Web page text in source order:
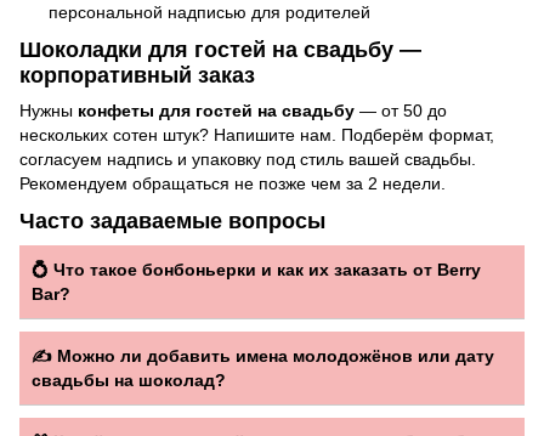
персональной надписью для родителей
Шоколадки для гостей на свадьбу —
корпоративный заказ
Нужны конфеты для гостей на свадьбу — от 50 до
нескольких сотен штук? Напишите нам. Подберём формат,
согласуем надпись и упаковку под стиль вашей свадьбы.
Рекомендуем обращаться не позже чем за 2 недели.
Часто задаваемые вопросы
💍 Что такое бонбоньерки и как их заказать от Berry
Bar?
Бонбоньерки — небольшой сладкий подарок от
молодожёнов каждому гостю на свадьбе. У Berry Bar это
может быть шоколадка с именами молодожёнов и датой
свадьбы, мини-набор конфет или конфеты-сердечки.
✍️ Можно ли добавить имена молодожёнов или дату
свадьбы на шоколад?
Да. На шоколадках доступна персональная надпись —